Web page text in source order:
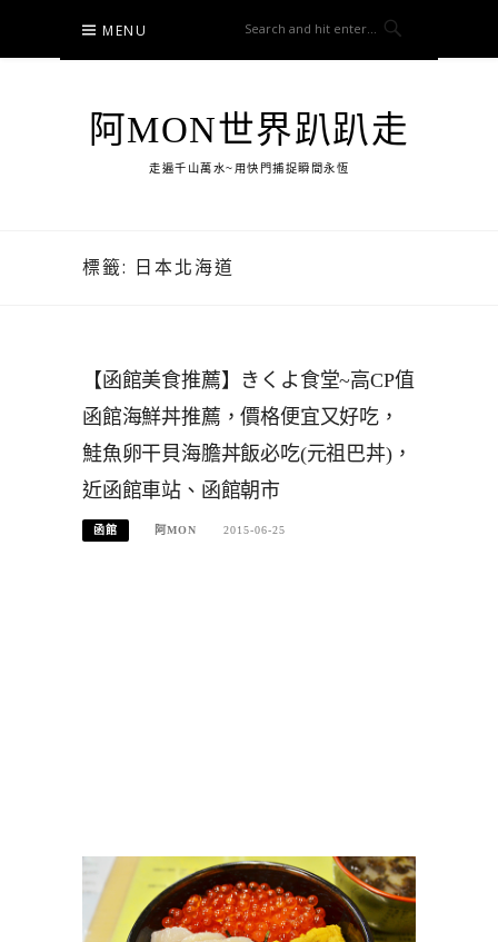
content
MENU
阿MON世界趴趴走
走遍千山萬水~用快門捕捉瞬間永恆
標籤: 日本北海道
【函館美食推薦】きくよ食堂~高CP值
函館海鮮丼推薦，價格便宜又好吃，
鮭魚卵干貝海膽丼飯必吃(元祖巴丼)，
近函館車站、函館朝市
函館 阿MON 2015-06-25